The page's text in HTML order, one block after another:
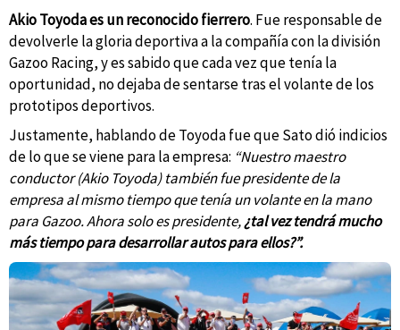
Akio Toyoda es un reconocido fierrero. Fue responsable de
devolverle la gloria deportiva a la compañía con la división
Gazoo Racing, y es sabido que cada vez que tenía la
oportunidad, no dejaba de sentarse tras el volante de los
prototipos deportivos.
Justamente, hablando de Toyoda fue que Sato dió indicios
de lo que se viene para la empresa: “Nuestromaestro
conductor(Akio Toyoda) también fue presidente de la
empresa al mismo tiempo que tenía un volante en la mano
para Gazoo. Ahora solo es presidente,¿tal vez tendrá mucho
más tiempo para desarrollar autos paraellos?”.